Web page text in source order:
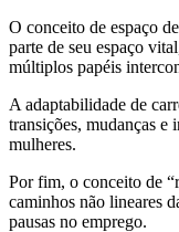
O conceito de espaço
parte de seu espaço
múltiplos papéis
A adaptabilidade de
transições, mudanças e
mulheres.
Por fim, o conceito de
caminhos não lineares
pausas no emprego.